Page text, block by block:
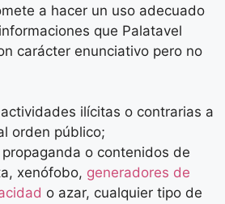
a hacer un uso adecuado
que Palatavel
carácter enunciativo pero no
ilícitas o contrarias a
orden público;
o contenidos de
xenófobo, generadores de
o azar, cualquier tipo de